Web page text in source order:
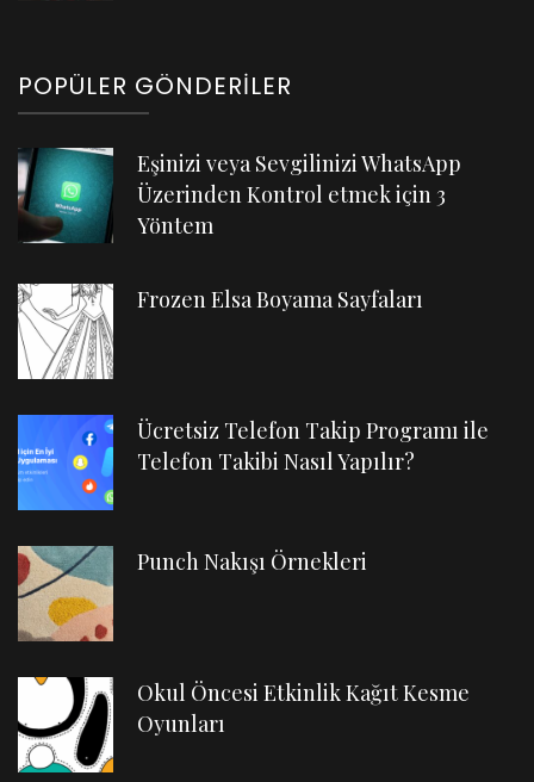
POPÜLER GÖNDERILER
Eşinizi veya Sevgilinizi WhatsApp
Üzerinden Kontrol etmek için 3
Yöntem
Frozen Elsa Boyama Sayfaları
Ücretsiz Telefon Takip Programı ile
Telefon Takibi Nasıl Yapılır?
Punch Nakışı Örnekleri
Okul Öncesi Etkinlik Kağıt Kesme
Oyunları